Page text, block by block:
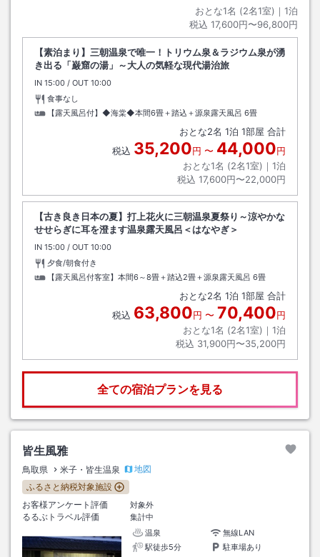
おとな1名 (2名1室)｜ 1泊
税込 17,600円〜96,800円
【素泊まり】三朝温泉で唯一！トリウム泉＆ラジウム泉が湧
き出る「巌窟の湯」～大人の気軽な現代湯治旅
IN チェックイン
15:00 / OUT チェックアウト
10:00
食事なし
【露天風呂付】◆海棠◆本間6畳＋踏込＋源泉露天風呂 6畳
おとな2名 1泊 1部屋 合計
税込 35,200円 〜 44,000円
おとな1名 (2名1室)｜ 1泊
税込 17,600円〜22,000円
【古き良き日本の夏】打上花火に三朝温泉夏祭り～涼やかな
せせらぎに耳を澄ます温泉露天風呂＜はなやぎ＞
IN チェックイン
15:00 / OUT チェックアウト
10:00
夕食/朝食付き
【露天風呂付客室】本間6～8畳＋踏込2畳＋源泉露天風呂 6畳
おとな2名 1泊 1部屋 合計
税込 63,800円 〜 70,400円
おとな1名 (2名1室)｜ 1泊
税込 31,900円〜35,200円
全ての宿泊プランを見る
皆生風雅
鳥取県 米子・皆生温泉
地図
ふるさと納税対象施設
お客様アンケート評価
対象外
るるぶトラベル評価
集計中
温泉
無線LAN
駅徒歩5分
駐車場あり